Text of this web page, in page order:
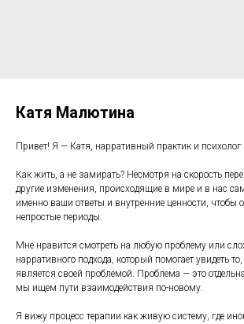
Катя Малютина
Привет! Я — Катя, нарративный практик и психолог
Как жить, а не замирать? Несмотря на скорость
другие изменения, происходящие в мире и в нас
именно ваши ответы и внутренние ценности, чтобы
непростые периоды.
Мне нравится смотреть на любую проблему или
нарративного подхода, который помогает увидеть
является своей проблемой. Проблема — это
мы ищем пути взаимодействия по-новому.
Я вижу процесс терапии как живую систему, где